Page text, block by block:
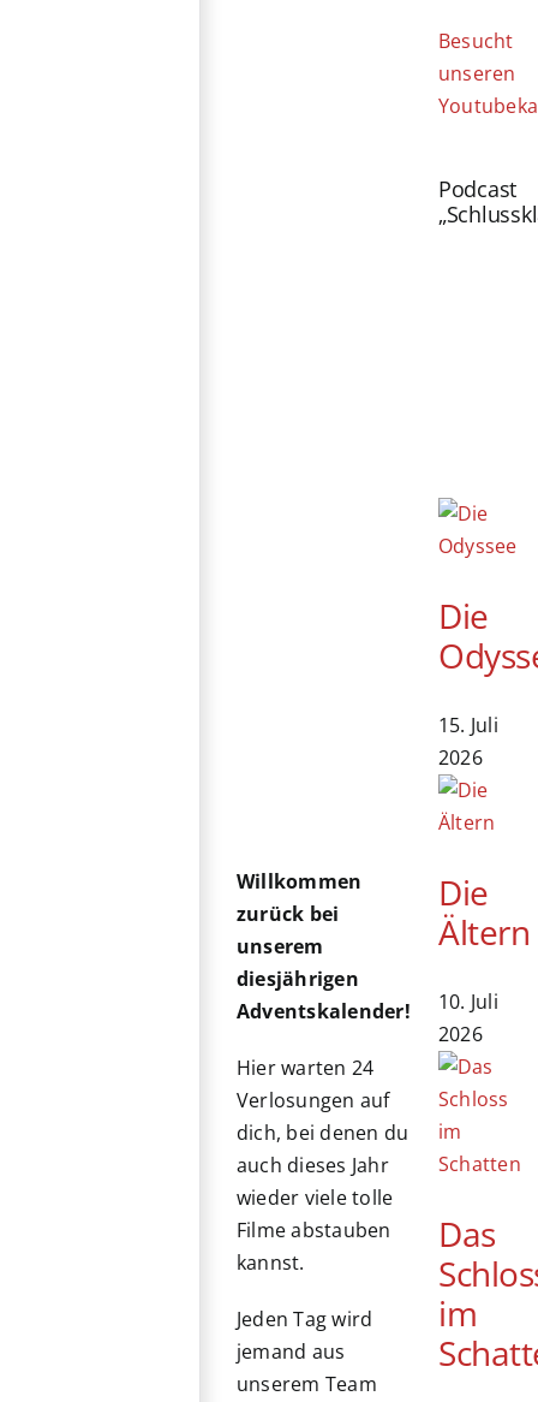
Willkommen
zurück bei
unserem
diesjährigen
Adventskalender!
Hier warten 24
Verlosungen auf
dich, bei denen du
auch dieses Jahr
wieder viele tolle
Filme abstauben
kannst.
Jeden Tag wird
jemand aus
unserem Team
Besucht
unseren
Podcast
Die
15. Juli
2026
Die
Ältern
10. Juli
2026
Das
im